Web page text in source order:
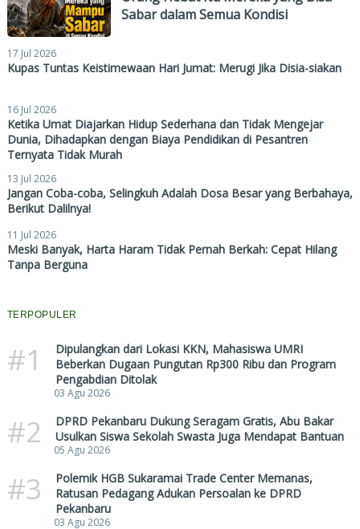
Sabar dalam Semua Kondisi
17 Jul 2026
Kupas Tuntas Keistimewaan Hari Jumat: Merugi Jika Disia-siakan
16 Jul 2026
Ketika Umat Diajarkan Hidup Sederhana dan Tidak Mengejar
Dunia, Dihadapkan dengan Biaya Pendidikan di Pesantren
Ternyata Tidak Murah
13 Jul 2026
Jangan Coba-coba, Selingkuh Adalah Dosa Besar yang Berbahaya,
Berikut Dalilnya!
11 Jul 2026
Meski Banyak, Harta Haram Tidak Pernah Berkah: Cepat Hilang
Tanpa Berguna
TERPOPULER
#1
Dipulangkan dari Lokasi KKN, Mahasiswa UMRI
Beberkan Dugaan Pungutan Rp300 Ribu dan Program
Pengabdian Ditolak
03 Agu 2026
#2
DPRD Pekanbaru Dukung Seragam Gratis, Abu Bakar
Usulkan Siswa Sekolah Swasta Juga Mendapat Bantuan
05 Agu 2026
#3
Polemik HGB Sukaramai Trade Center Memanas,
Ratusan Pedagang Adukan Persoalan ke DPRD
Pekanbaru
03 Agu 2026